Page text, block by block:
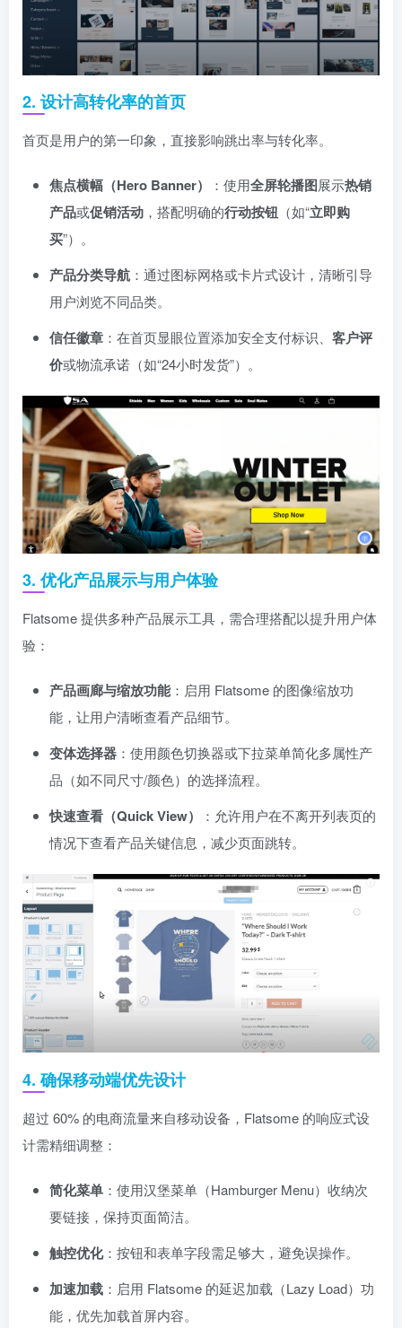
2. 设计高转化率的首页
首页是用户的第一印象，直接影响跳出率与转化率。
焦点横幅（Hero Banner） ：使用全屏轮播图展示热销
产品或促销活动 ，搭配明确的行动按钮 （如“立即购
买”）。
产品分类导航 ：通过图标网格或卡片式设计，清晰引导
用户浏览不同品类。
信任徽章 ：在首页显眼位置添加安全支付标识、 客户评
价或物流承诺（如“24小时发货”）。
3. 优化产品展示与用户体验
Flatsome 提供多种产品展示工具，需合理搭配以提升用户体
验：
产品画廊与缩放功能：启用 Flatsome 的图像缩放功
能，让用户清晰查看产品细节。
变体选择器 ：使用颜色切换器或下拉菜单简化多属性产
品（如不同尺寸/颜色）的选择流程。
快速查看（Quick View）
：允许用户在不离开列表页的
情况下查看产品关键信息，减少页面跳转。
4. 确保移动端优先设计
超过 60% 的电商流量来自移动设备，Flatsome 的响应式设
计需精细调整：
简化菜单 ：使用汉堡菜单（Hamburger Menu）收纳次
要链接，保持页面简洁。
触控优化：按钮和表单字段需足够大，避免误操作。
加速加载 ：启用 Flatsome 的延迟加载（Lazy Load）功
能，优先加载首屏内容。